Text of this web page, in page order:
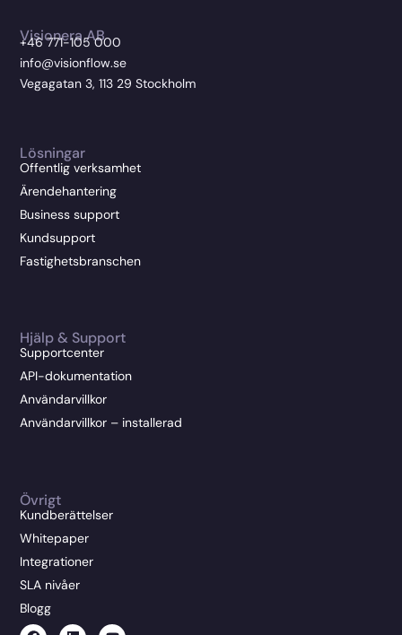
Visionera AB
+46 771-105 000
info@visionflow.se
Vegagatan 3, 113 29 Stockholm
Lösningar
Offentlig verksamhet
Ärendehantering
Business support
Kundsupport
Fastighetsbranschen
Hjälp & Support
Supportcenter
API-dokumentation
Användarvillkor
Användarvillkor – installerad
Övrigt
Kundberättelser
Whitepaper
Integrationer
SLA nivåer
Blogg